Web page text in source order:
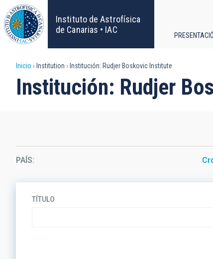
Pasar
al
contenido
principal
Instituto de Astrofísica
de Canarias • IAC
Sobrescribir
enlaces
a
la
navegación
Inicio Institution Institución: Rudjer Boskovic Institute
Institución: Rudjer
PAÍS
TÍTULO